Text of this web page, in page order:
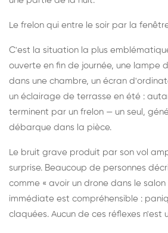
Le frelon qui entre le soir par la
C'est la situation la plus
ouverte en fin de journée, une lampe
dans une chambre, un écran
un éclairage de terrasse en été :
terminent par un frelon — un seul,
débarque dans la pièce.
Le bruit grave produit par son vol
surprise. Beaucoup de personnes
comme « avoir un drone dans le salon
immédiate est compréhensible :
claquées. Aucun de ces réflexes n'est